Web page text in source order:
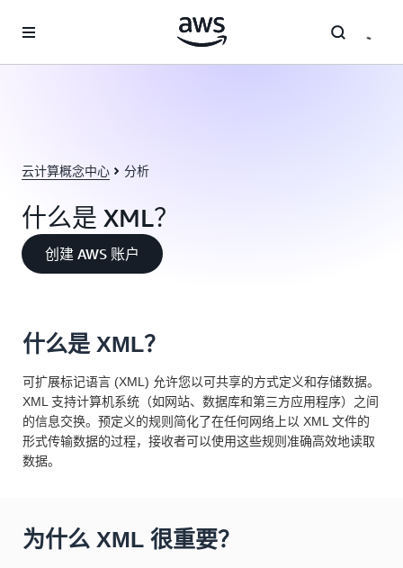
云计算概念中心 分析
什么是 XML？
创建 AWS 账户
什么是 XML？
可扩展标记语言 (XML) 允许您以可共享的方式定义和存储数据。
XML 支持计算机系统（如网站、数据库和第三方应用程序）之间
的信息交换。预定义的规则简化了在任何网络上以 XML 文件的
形式传输数据的过程，接收者可以使用这些规则准确高效地读取
数据。
为什么 XML 很重要？